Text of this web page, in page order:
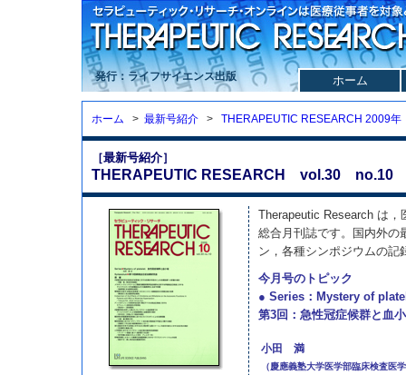
発行：ライフサイエンス出版 ホーム
ホーム > 最新号紹介 > THERAPEUTIC RESEARCH 2009年
［最新号紹介］
THERAPEUTIC RESEARCH vol.30 no.10
Therapeutic Research は
総合月刊誌です。国内外の
ン，各種シンポジウムの記
今月号のトピック
● Series：Mystery of
第3回：急性冠症候群と血
小田 満
（慶應義塾大学医学部臨床検査医